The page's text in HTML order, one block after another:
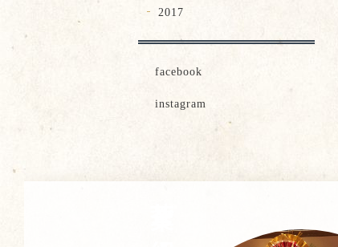
2017
facebook
instagram